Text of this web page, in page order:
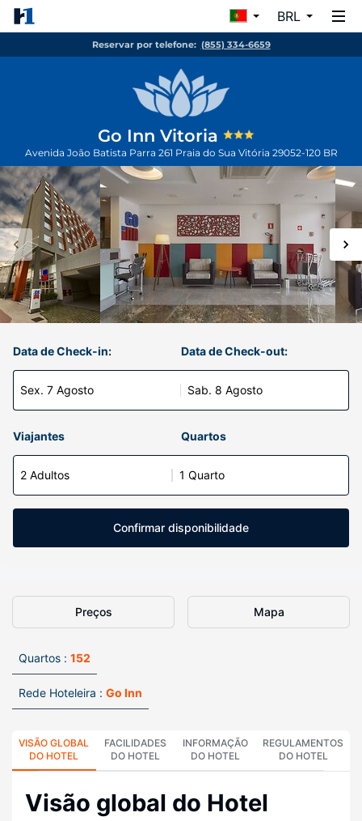
BRL
Reservar por telefone: (855) 334-6659
Go Inn Vitoria
Avenida João Batista Parra 261 Praia do Sua Vitória 29052-120 BR
Data de Check-in:
Sex. 7 Agosto
Data de Check-out:
Sab. 8 Agosto
Viajantes Quartos
2 Adultos 1 Quarto
Confirmar disponibilidade
Preços Mapa
Quartos : 152
Rede Hoteleira : Go Inn
VISÃO GLOBAL
DO HOTEL
FACILIDADES
DO HOTEL
INFORMAÇÃO
DO HOTEL
REGULAMENTOS
DO HOTEL
Visão global do Hotel